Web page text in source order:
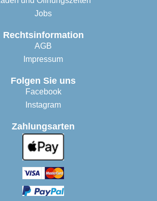
Jobs
Rechtsinformation
AGB
Impressum
Folgen Sie uns
Facebook
Instagram
Zahlungsarten